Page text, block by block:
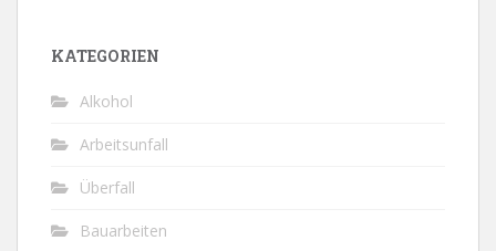
KATEGORIEN
Alkohol
Arbeitsunfall
Überfall
Bauarbeiten